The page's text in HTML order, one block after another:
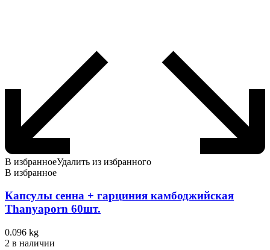
В избранноеУдалить из избранного
В избранное
Капсулы сенна + гарциния камбоджийская
Thanyaporn 60шт.
0.096 kg
2 в наличии